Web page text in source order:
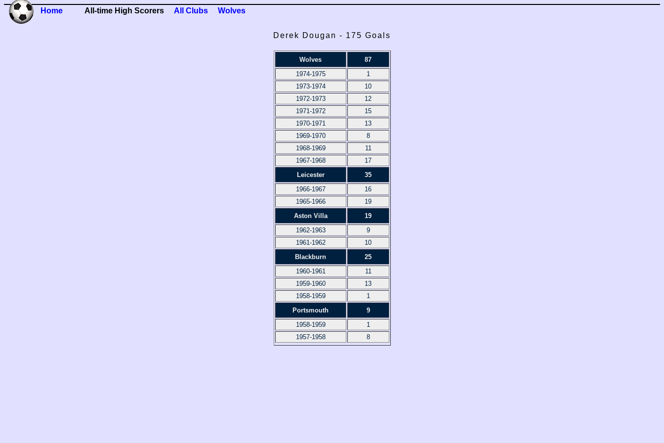
Home All-time High Scorers All Clubs Wolves
Derek Dougan - 175 Goals
Wolves
87
1974-1975
1
1973-1974
10
1972-1973
12
1971-1972
15
1970-1971
13
1969-1970
8
1968-1969
11
1967-1968
17
Leicester
35
1966-1967
16
1965-1966
19
Aston Villa
19
1962-1963
9
1961-1962
10
Blackburn
25
1960-1961
11
1959-1960
13
1958-1959
1
Portsmouth
9
1958-1959
1
1957-1958
8